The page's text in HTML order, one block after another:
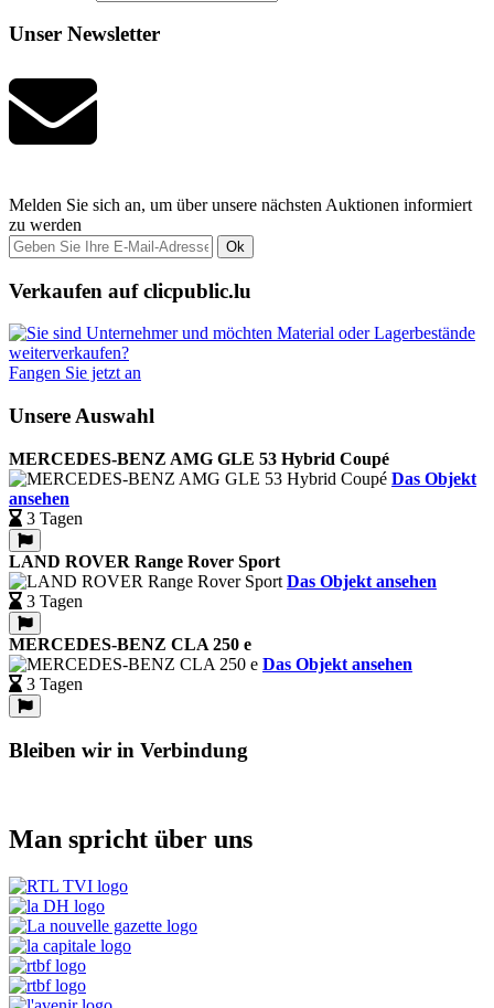
Unser Newsletter
Melden Sie sich an, um über unsere nächsten Auktionen informiert
zu werden
Ok
Verkaufen auf clicpublic.lu
Fangen Sie jetzt an
Unsere Auswahl
MERCEDES-BENZ AMG GLE 53 Hybrid Coupé
Das Objekt
ansehen
3 Tagen
LAND ROVER Range Rover Sport
Das Objekt ansehen
3 Tagen
MERCEDES-BENZ CLA 250 e
Das Objekt ansehen
3 Tagen
Bleiben wir in Verbindung
Man spricht über uns